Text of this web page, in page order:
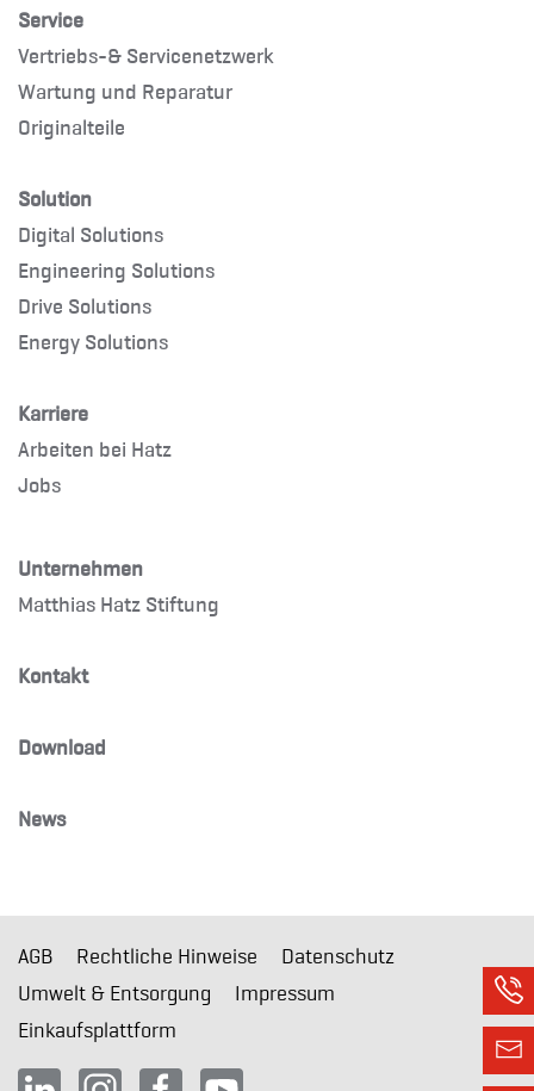
Service
Vertriebs-& Servicenetzwerk
Wartung und Reparatur
Originalteile
Solution
Digital Solutions
Engineering Solutions
Drive Solutions
Energy Solutions
Karriere
Arbeiten bei Hatz
Jobs
Unternehmen
Matthias Hatz Stiftung
Kontakt
Download
News
AGB Rechtliche Hinweise
Datenschutz
Umwelt & Entsorgung
Impressum
Einkaufsplattform